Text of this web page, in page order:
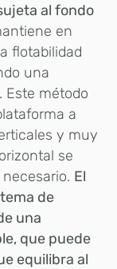
al fondo
en
flotabilidad
una
Este método
a
y muy
se
El
de
una
que puede
equilibra al